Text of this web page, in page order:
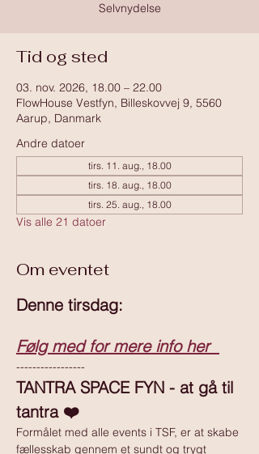
Selvnydelse
Tid og sted
03. nov. 2026, 18.00 – 22.00
FlowHouse Vestfyn, Billeskovvej 9, 5560
Aarup, Danmark
Andre datoer
tirs. 11. aug., 18.00
tirs. 18. aug., 18.00
tirs. 25. aug., 18.00
Vis alle 21 datoer
Om eventet
Denne tirsdag:
Følg med for mere info her
-----------------
TANTRA SPACE FYN - at gå til
tantra ❤️
Formålet med alle events i TSF, er at skabe
fællesskab gennem et sundt og trygt